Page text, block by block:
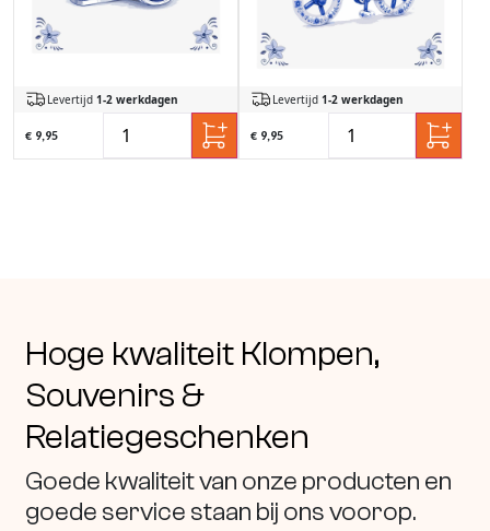
Levertijd 1-2 werkdagen
€ 9,95
Levertijd 1-2 werkdagen
€ 9,95
Hoge kwaliteit Klompen,
Souvenirs &
Relatiegeschenken
Goede kwaliteit van onze producten en
goede service staan bij ons voorop.